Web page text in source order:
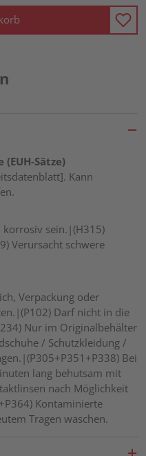
Sätze)
Kann
korrosiv sein.|(H315)
Verursacht schwere
Verpackung oder
Darf nicht in die
Nur im Originalbehälter
/ Schutzkleidung /
Bei
lang behutsam mit
nach Möglichkeit
Kontaminierte
Tragen waschen.